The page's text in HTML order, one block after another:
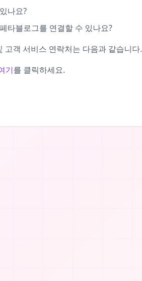
나요?
타블로그를 연결할 수 있나요?
객 서비스 연락처는 다음과 같습니다.
기를 클릭하세요.